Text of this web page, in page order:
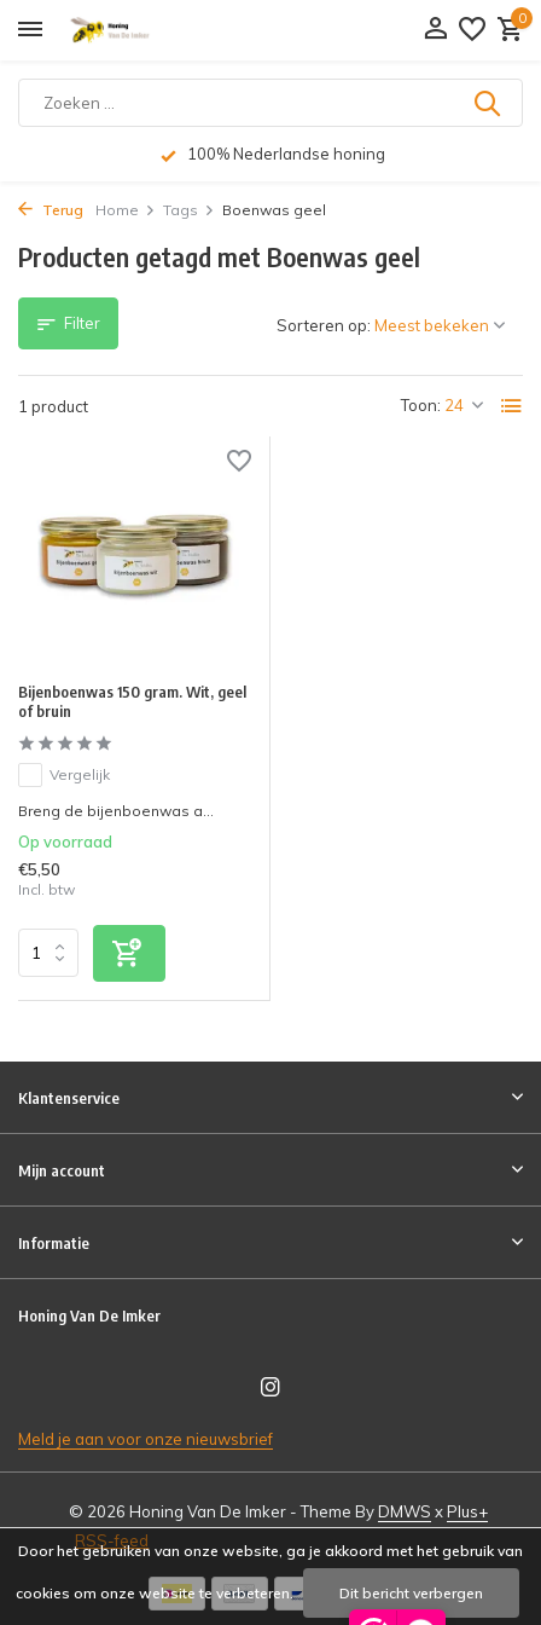
0
100% Nederlandse honing
Terug Home Tags Boenwas geel
Producten getagd met Boenwas geel
Filter
1 product Toon:
Sorteren op:
Bijenboenwas 150 gram. Wit, geel
of bruin
Vergelijk
Breng de bijenboenwas a...
Op voorraad
€5,50
Incl. btw
Klantenservice
Mijn account
Informatie
Honing Van De Imker
Meld je aan voor onze nieuwsbrief
© 2026 Honing Van De Imker - Theme ByDMWS xPlus+
RSS-feed
Door het gebruiken van onze website, ga je akkoord met het gebruik van
cookies om onze website te verbeteren. Dit bericht verbergen